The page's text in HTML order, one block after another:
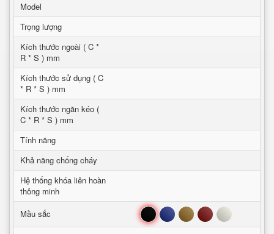
Model
Trọng lượng
Kích thước ngoài ( C *
R * S ) mm
Kích thước sử dụng ( C
* R * S ) mm
Kích thước ngăn kéo (
C * R * S ) mm
Tính năng
Khả năng chống cháy
Hệ thống khóa liên hoàn
thông minh
Mầu sắc
Đen Xanh Nâu Đỏ Trắng